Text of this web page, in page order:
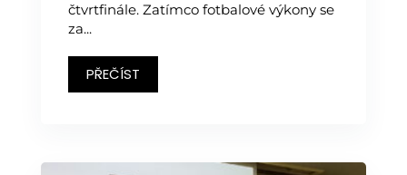
čtvrtfinále. Zatímco fotbalové výkony se
za...
PŘEČÍST